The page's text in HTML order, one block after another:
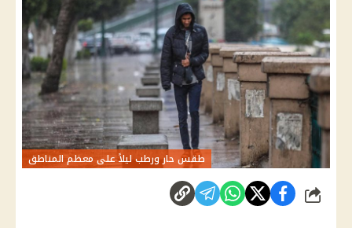
طقس حار ورطب ليلاً على معظم المناطق
شارك